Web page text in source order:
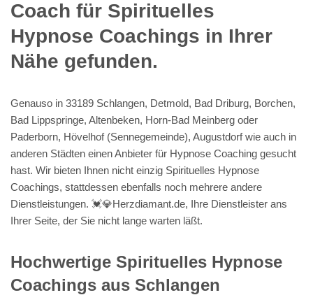
Coach für Spirituelles
Hypnose Coachings in Ihrer
Nähe gefunden.
Genauso in 33189 Schlangen, Detmold, Bad Driburg, Borchen,
Bad Lippspringe, Altenbeken, Horn-Bad Meinberg oder
Paderborn, Hövelhof (Sennegemeinde), Augustdorf wie auch in
anderen Städten einen Anbieter für Hypnose Coaching gesucht
hast. Wir bieten Ihnen nicht einzig Spirituelles Hypnose
Coachings, stattdessen ebenfalls noch mehrere andere
Dienstleistungen. 💓️💎Herzdiamant.de, Ihre Dienstleister ans
Ihrer Seite, der Sie nicht lange warten läßt.
Hochwertige Spirituelles Hypnose
Coachings aus Schlangen